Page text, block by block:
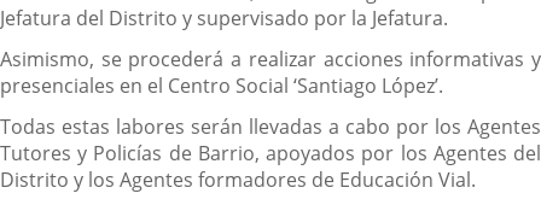
Jefatura del Distrito y supervisado por la Jefatura.
Asimismo, se procederá a realizar acciones informativas y
presenciales en el Centro Social ‘Santiago López’.
Todas estas labores serán llevadas a cabo por los Agentes
Tutores y Policías de Barrio, apoyados por los Agentes del
Distrito y los Agentes formadores de Educación Vial.